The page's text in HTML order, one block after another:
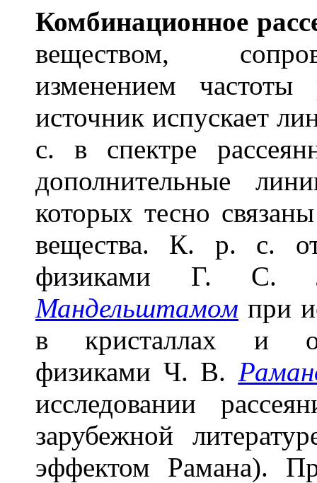
Комбинационное расс
веществом,
изменением частоты
источник испускает
с. в спектре
дополнительные
которых тесно
вещества. К. р. с.
физиками Г. С.
Мандельштамом при
в кристаллах и
физиками Ч. В.
исследовании
зарубежной
эффектом Рамана).